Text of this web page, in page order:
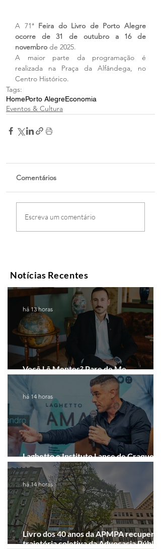
A 71ª Feira do Livro de Porto Alegre
ocorre de 31 de outubro a 16 de
novembro de 2025.
A maior parte da programação é
realizada na Praça da Alfândega, no
Centro Histórico.
Tags:
HomePorto AlegreEconomia
Eventos & Cultura
Comentários
Escreva um comentário
Notícias Recentes
Você Lê Mentes? Pare de Me
há 13 horas
Laghetto e Instituto Lance de Craque
firmam parceria em Porto Alegre
há 14 horas
Livro dos 40 anos da APMPA recupera a
trajetória coletiva da Advocacia Pública
há 14 horas